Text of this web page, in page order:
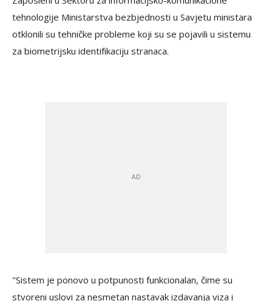
tehnologije Ministarstva bezbjednosti u Savjetu ministara
otklonili su tehničke probleme koji su se pojavili u sistemu
za biometrijsku identifikaciju stranaca.
"Sistem je ponovo u potpunosti funkcionalan, čime su
stvoreni uslovi za nesmetan nastavak izdavanja viza i